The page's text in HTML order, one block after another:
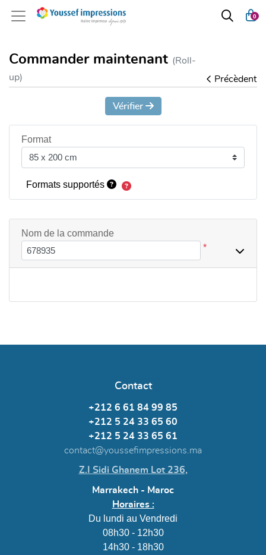
0
Commander maintenant (Roll-
up)
Précèdent
Vérifier
Format
Formats supportés
Nom de la commande
*
Contact
+212 6 61 84 99 85
+212 5 24 33 65 60
+212 5 24 33 65 61
contact@youssefimpressions.ma
Z.I Sidi Ghanem Lot 236,
Marrakech - Maroc
Horaires :
Du lundi au Vendredi
08h30 - 12h30
14h30 - 18h30